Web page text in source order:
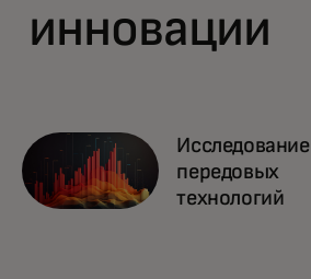
инновации
Исследование
передовых
технологий